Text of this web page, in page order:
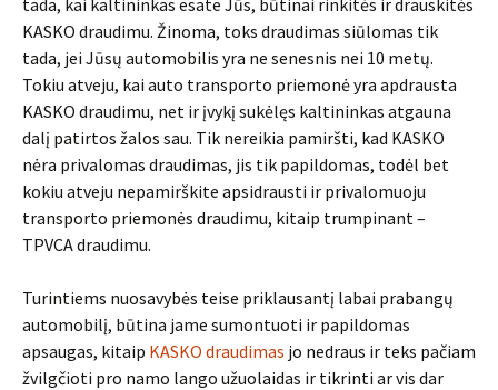
tada, kai kaltininkas esate Jūs, būtinai rinkitės ir drauskitės
KASKO draudimu. Žinoma, toks draudimas siūlomas tik
tada, jei Jūsų automobilis yra ne senesnis nei 10 metų.
Tokiu atveju, kai auto transporto priemonė yra apdrausta
KASKO draudimu, net ir įvykį sukėlęs kaltininkas atgauna
dalį patirtos žalos sau. Tik nereikia pamiršti, kad KASKO
nėra privalomas draudimas, jis tik papildomas, todėl bet
kokiu atveju nepamirškite apsidrausti ir privalomuoju
transporto priemonės draudimu, kitaip trumpinant –
TPVCA draudimu.
Turintiems nuosavybės teise priklausantį labai prabangų
automobilį, būtina jame sumontuoti ir papildomas
apsaugas, kitaip KASKO draudimas jo nedraus ir teks pačiam
žvilgčioti pro namo lango užuolaidas ir tikrinti ar vis dar